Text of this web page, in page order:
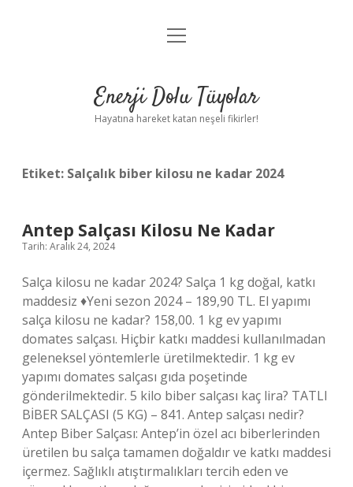
Anasayfa
Yasal Uyarı
menüyü
Enerji Dolu Tüyolar
Hayatına hareket katan neşeli fikirler!
Etiket: Salçalık biber kilosu ne kadar 2024
Antep Salçası Kilosu Ne Kadar
Tarih: Aralık 24, 2024
Salça kilosu ne kadar 2024? Salça 1 kg doğal, katkı
maddesiz ♦️Yeni sezon 2024 – 189,90 TL. El yapımı
salça kilosu ne kadar? 158,00. 1 kg ev yapımı
domates salçası. Hiçbir katkı maddesi kullanılmadan
geleneksel yöntemlerle üretilmektedir. 1 kg ev
yapımı domates salçası gıda poşetinde
gönderilmektedir. 5 kilo biber salçası kaç lira? TATLI
BİBER SALÇASI (5 KG) – 841. Antep salçası nedir?
Antep Biber Salçası: Antep’in özel acı biberlerinden
üretilen bu salça tamamen doğaldır ve katkı maddesi
içermez. Sağlıklı atıştırmalıkları tercih eden ve